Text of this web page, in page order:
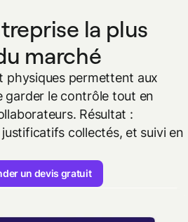
la plus
marché
physiques permettent aux
garder le contrôle tout en
Résultat :
collectés, et suivi en
un devis gratuit